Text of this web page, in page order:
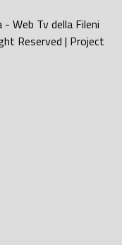
Web Tv della Fileni
Reserved | Project